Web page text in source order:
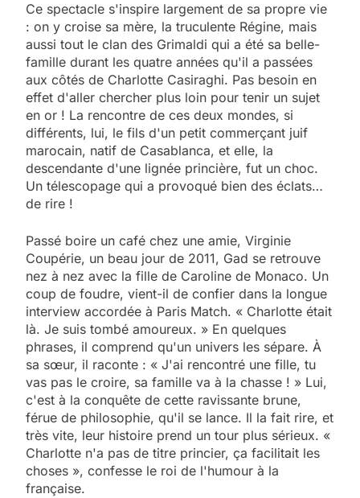
Ce spectacle s'inspire largement de sa propre vie
: on y croise sa mère, la truculente Régine, mais
aussi tout le clan des Grimaldi qui a été sa belle-
famille durant les quatre années qu'il a passées
aux côtés de Charlotte Casiraghi. Pas besoin en
effet d'aller chercher plus loin pour tenir un sujet
en or ! La rencontre de ces deux mondes, si
différents, lui, le fils d'un petit commerçant juif
marocain, natif de Casablanca, et elle, la
descendante d'une lignée princière, fut un choc.
Un télescopage qui a provoqué bien des éclats…
de rire !
Passé boire un café chez une amie, Virginie
Coupérie, un beau jour de 2011, Gad se retrouve
nez à nez avec la fille de Caroline de Monaco. Un
coup de foudre, vient-il de confier dans la longue
interview accordée à Paris Match. « Charlotte était
là. Je suis tombé amoureux. » En quelques
phrases, il comprend qu'un univers les sépare. À
sa sœur, il raconte : « J'ai rencontré une fille, tu
vas pas le croire, sa famille va à la chasse ! » Lui,
c'est à la conquête de cette ravissante brune,
férue de philosophie, qu'il se lance. Il la fait rire, et
très vite, leur histoire prend un tour plus sérieux. «
Charlotte n'a pas de titre princier, ça facilitait les
choses », confesse le roi de l'humour à la
française.